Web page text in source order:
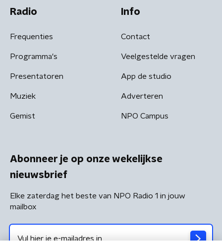
Radio
Frequenties
Programma's
Presentatoren
Muziek
Gemist
Info
Contact
Veelgestelde vragen
App de studio
Adverteren
NPO Campus
Abonneer je op onze wekelijkse
nieuwsbrief
Elke zaterdag het beste van NPO Radio 1 in jouw
mailbox